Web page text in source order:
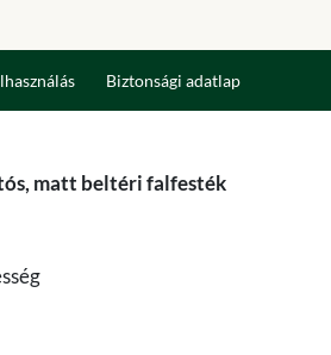
Biztonsági adatlap
matt beltéri falfesték